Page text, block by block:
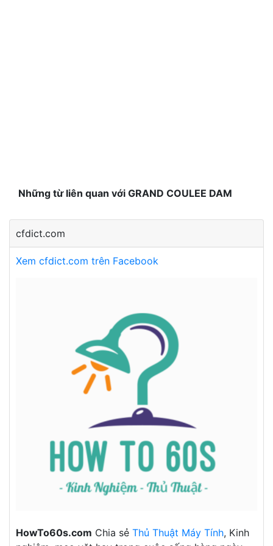
Những từ liên quan với GRAND COULEE DAM
cfdict.com
Xem cfdict.com trên Facebook
HowTo60s.com Chia sẻ Thủ Thuật Máy Tính, Kinh